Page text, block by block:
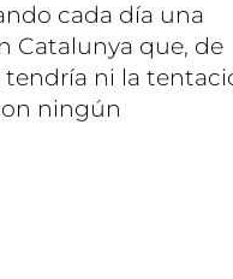
cada día una
Catalunya que, de
ni la
ningún